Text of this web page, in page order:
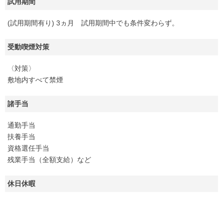
(試用期間有り) 3ヵ月 試用期間中でも条件変わらず。
受動喫煙対策
〈対策〉
敷地内すべて禁煙
諸手当
通勤手当
扶養手当
資格選任手当
残業手当（全額支給）など
休日休暇